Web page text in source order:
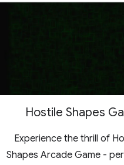
Hostile Shapes
Experience the thrill of
Shapes Arcade Game -